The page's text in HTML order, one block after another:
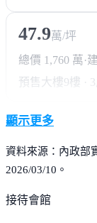
47.9萬/坪
總價 1,760 萬 ·
預售大樓9樓 ·
顯示更多
資料來源：內政部
2026/03/10。
接待會館